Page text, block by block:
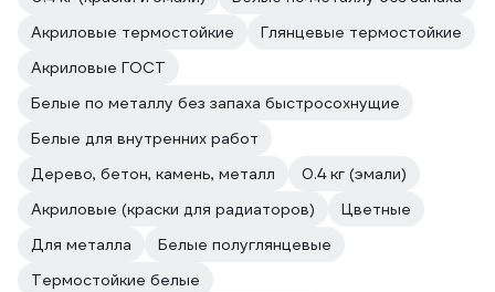
Акриловые термостойкие
Глянцевые термостойкие
Акриловые ГОСТ
Белые по металлу без запаха быстросохнущие
Белые для внутренних работ
Дерево, бетон, камень, металл
0.4 кг (эмали)
Акриловые (краски для радиаторов)
Цветные
Для металла
Белые полуглянцевые
Термостойкие белые